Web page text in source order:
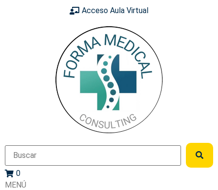
Acceso Aula Virtual
0
MENÚ